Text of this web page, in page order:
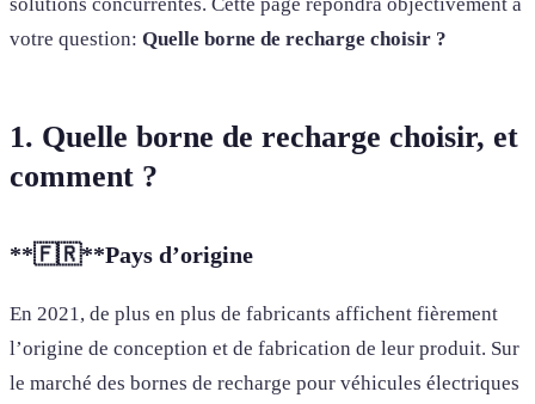
votre question: Quelle borne de recharge choisir ?
1. Quelle borne de recharge choisir, et
comment ?
**🇫🇷**Pays d’origine
En 2021, de plus en plus de fabricants affichent fièrement
l’origine de conception et de fabrication de leur produit. Sur
le marché des bornes de recharge pour véhicules électriques